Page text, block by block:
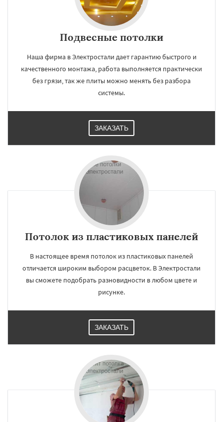
Северный
Софрино
Подвесные потолки
Наша фирма в Электростали дает гарантию быстрого и
качественного монтажа, работа выполняется практически
без грязи, так же плиты можно менять без разбора
системы.
ЗАКАЗАТЬ
Потолок из пластиковых панелей
В настоящее время потолок из пластиковых панелей
отличается широким выбором расцветок. В Электростали
вы сможете подобрать разновидности в любом цвете и
рисунке.
ЗАКАЗАТЬ